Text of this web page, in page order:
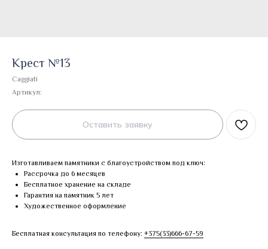
Крест №13
Caggiati
Артикул:
Оставить заявку
Изготавливаем памятники с благоустройством под ключ:
Рассрочка до 6 месяцев
Бесплатное хранение на складе
Гарантия на памятник 5 лет
Художественное оформление
Бесплатная консультация по телефону: +375(33)666-67-59